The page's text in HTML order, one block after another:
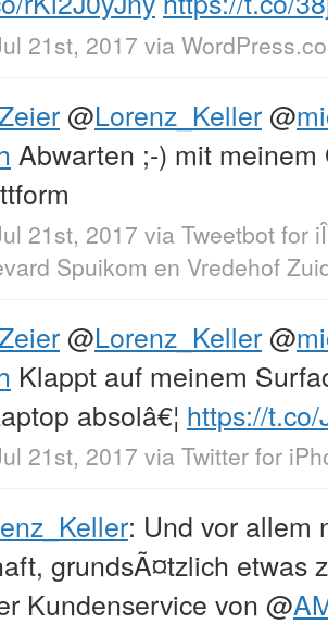
21st, 2017 via
@Lorenz_Keller@
Abwarten ;-) mit
21st, 2017 via Tweetbot for
Spuikom en Vredehof
@Lorenz_Keller@
Klappt auf meinem
absolâ€¦ https://
21st, 2017 via Twitter for
: Und vor allem
grundsÃ¤tzlich etwas
Kundenservice von @